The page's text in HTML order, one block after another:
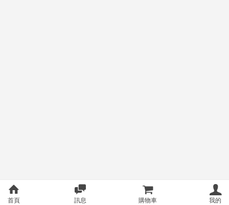
首頁 訊息 購物車 我的